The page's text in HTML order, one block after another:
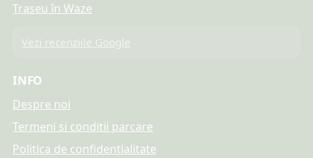
Traseu în Waze
Vezi recenziile Google
INFO
Despre noi
Termeni si conditii parcare
Politica de confidentialitate